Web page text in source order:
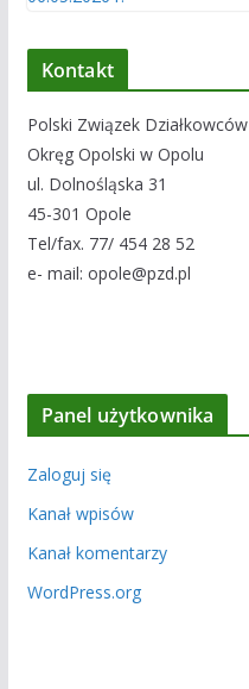
Kontakt
Polski Związek Działkowców
Okręg Opolski w Opolu
ul. Dolnośląska 31
45-301 Opole
Tel/fax. 77/ 454 28 52
e- mail: opole@pzd.pl
Panel użytkownika
Zaloguj się
Kanał wpisów
Kanał komentarzy
WordPress.org